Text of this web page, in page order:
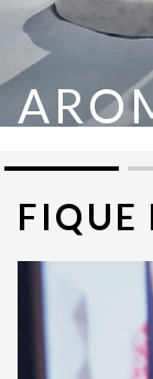
BAR
FIQUE